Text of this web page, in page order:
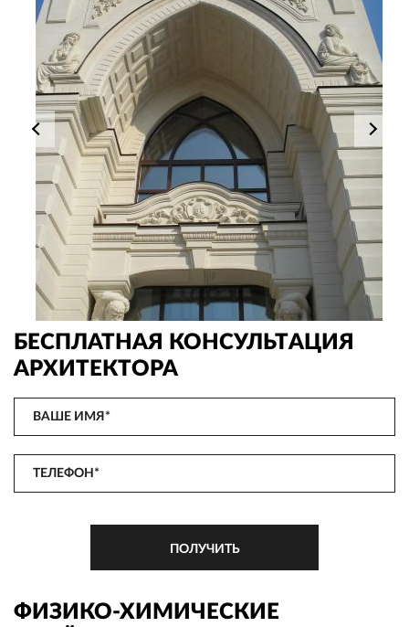
БЕСПЛАТНАЯ КОНСУЛЬТАЦИЯ
АРХИТЕКТОРА
ФИЗИКО-ХИМИЧЕСКИЕ